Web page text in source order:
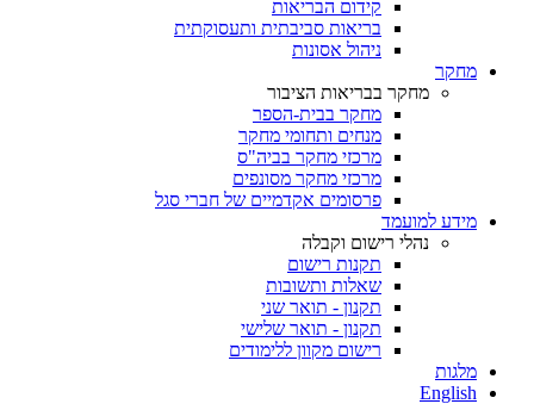
קידום הבריאות
בריאות סביבתית ותעסוקתית
ניהול אסונות
מחקר
מחקר בבריאות הציבור
מחקר בבית-הספר
מנחים ותחומי מחקר
מרכזי מחקר בביה"ס
מרכזי מחקר מסונפים
פרסומים אקדמיים של חברי סגל
מידע למועמד
נהלי רישום וקבלה
תקנות רישום
שאלות ותשובות
תקנון - תואר שני
תקנון - תואר שלישי
רישום מקוון ללימודים
מלגות
English